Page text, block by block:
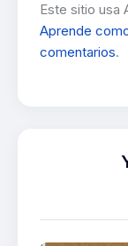
Este sitio usa
Aprende
comentarios.